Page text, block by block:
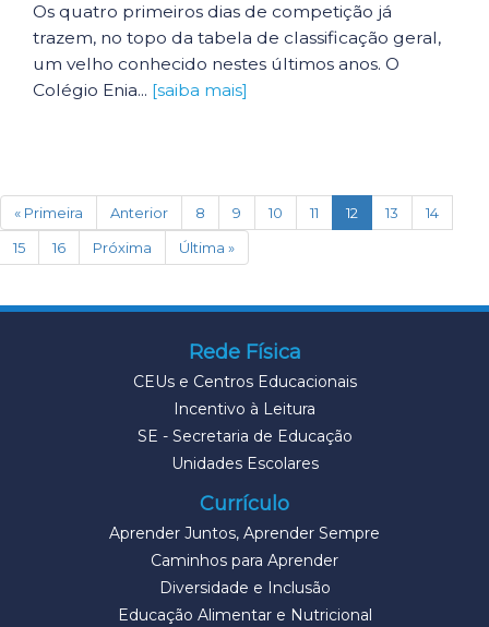
Os quatro primeiros dias de competição já
trazem, no topo da tabela de classificação geral,
um velho conhecido nestes últimos anos. O
Colégio Enia... [saiba mais]
« Primeira Anterior 8 9 10 11 12 (current)
13
14
15
16 Próxima Última »
Rede Física
CEUs e Centros Educacionais
Incentivo à Leitura
SE - Secretaria de Educação
Unidades Escolares
Currículo
Aprender Juntos, Aprender Sempre
Caminhos para Aprender
Diversidade e Inclusão
Educação Alimentar e Nutricional